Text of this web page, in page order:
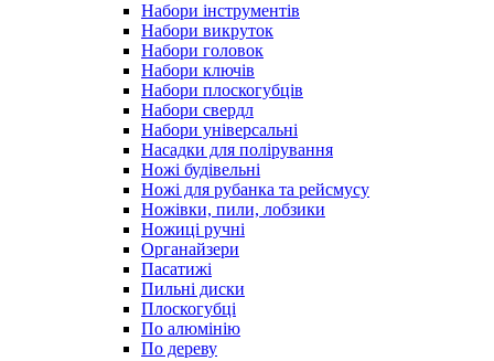
Набори інструментів
Набори викруток
Набори головок
Набори ключів
Набори плоскогубців
Набори свердл
Набори універсальні
Насадки для полірування
Ножі будівельні
Ножі для рубанка та рейсмусу
Ножівки, пили, лобзики
Ножиці ручні
Органайзери
Пасатижі
Пильні диски
Плоскогубці
По алюмінію
По дереву